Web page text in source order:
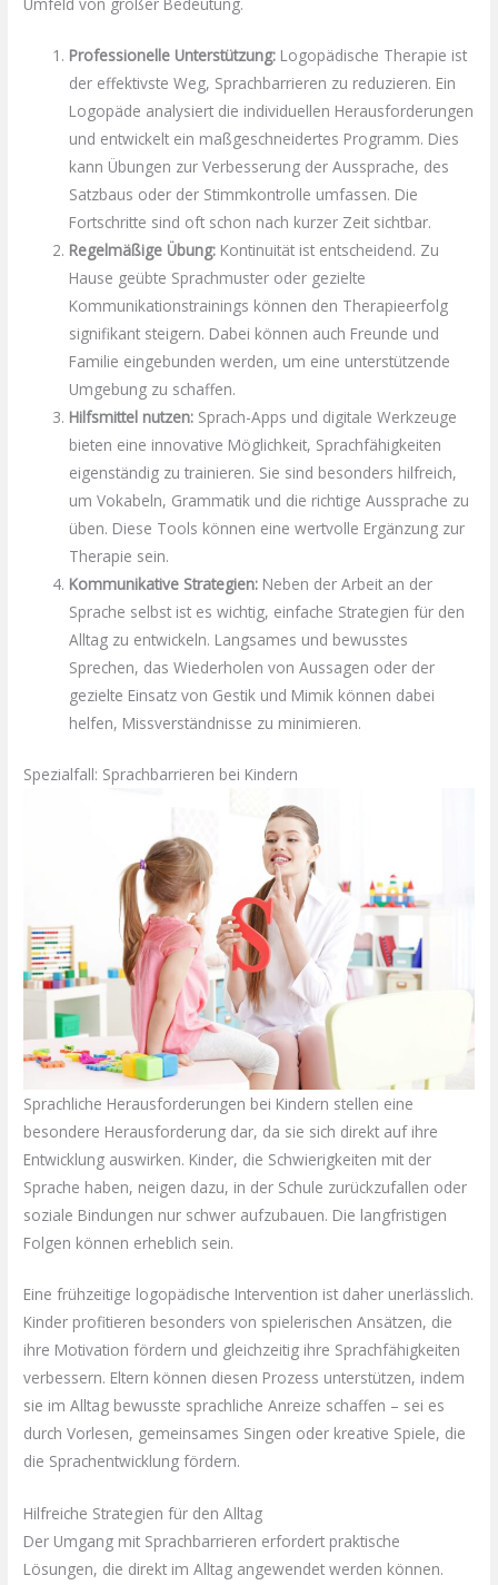
Professionelle Unterstützung: Logopädische Therapie ist
der effektivste Weg, Sprachbarrieren zu reduzieren. Ein
Logopäde analysiert die individuellen Herausforderungen
und entwickelt ein maßgeschneidertes Programm. Dies
kann Übungen zur Verbesserung der Aussprache, des
Satzbaus oder der Stimmkontrolle umfassen. Die
Fortschritte sind oft schon nach kurzer Zeit sichtbar.
Regelmäßige Übung: Kontinuität ist entscheidend. Zu
Hause geübte Sprachmuster oder gezielte
Kommunikationstrainings können den Therapieerfolg
signifikant steigern. Dabei können auch Freunde und
Familie eingebunden werden, um eine unterstützende
Umgebung zu schaffen.
Hilfsmittel nutzen: Sprach-Apps und digitale Werkzeuge
bieten eine innovative Möglichkeit, Sprachfähigkeiten
eigenständig zu trainieren. Sie sind besonders hilfreich,
um Vokabeln, Grammatik und die richtige Aussprache zu
üben. Diese Tools können eine wertvolle Ergänzung zur
Therapie sein.
Kommunikative Strategien: Neben der Arbeit an der
Sprache selbst ist es wichtig, einfache Strategien für den
Alltag zu entwickeln. Langsames und bewusstes
Sprechen, das Wiederholen von Aussagen oder der
gezielte Einsatz von Gestik und Mimik können dabei
helfen, Missverständnisse zu minimieren.
Spezialfall: Sprachbarrieren bei Kindern
Sprachliche Herausforderungen bei Kindern stellen eine
besondere Herausforderung dar, da sie sich direkt auf ihre
Entwicklung auswirken. Kinder, die Schwierigkeiten mit der
Sprache haben, neigen dazu, in der Schule zurückzufallen oder
soziale Bindungen nur schwer aufzubauen. Die langfristigen
Folgen können erheblich sein.
Eine frühzeitige logopädische Intervention ist daher unerlässlich.
Kinder profitieren besonders von spielerischen Ansätzen, die
ihre Motivation fördern und gleichzeitig ihre Sprachfähigkeiten
verbessern. Eltern können diesen Prozess unterstützen, indem
sie im Alltag bewusste sprachliche Anreize schaffen – sei es
durch Vorlesen, gemeinsames Singen oder kreative Spiele, die
die Sprachentwicklung fördern.
Hilfreiche Strategien für den Alltag
Der Umgang mit Sprachbarrieren erfordert praktische
Lösungen, die direkt im Alltag angewendet werden können.